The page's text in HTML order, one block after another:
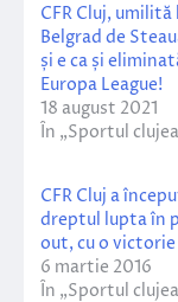
CFR Cluj, umilită
Belgrad de
și e ca și
Europa League!
18 august 2021
În „Sportul
CFR Cluj a
dreptul lupta în
out, cu o victorie
6 martie 2016
În „Sportul